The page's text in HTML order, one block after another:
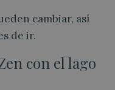
cambiar, así
de ir.
con el lago